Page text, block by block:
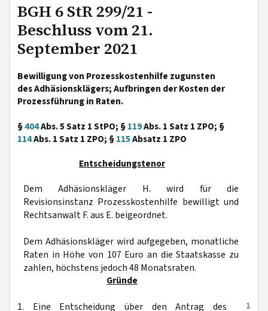
BGH 6 StR 299/21 -
Beschluss vom 21.
September 2021
Bewilligung von Prozesskostenhilfe zugunsten
des Adhäsionsklägers; Aufbringen der Kosten der
Prozessführung in Raten.
§404Abs. 5 Satz 1 StPO; §119Abs. 1 Satz 1 ZPO; §
114Abs. 1 Satz 1 ZPO; §115Absatz 1 ZPO
Entscheidungstenor
Dem Adhäsionskläger H. wird für die
Revisionsinstanz Prozesskostenhilfe bewilligt und
Rechtsanwalt F. aus E. beigeordnet.
Dem Adhäsionskläger wird aufgegeben, monatliche
Raten in Höhe von 107 Euro an die Staatskasse zu
zahlen, höchstens jedoch 48 Monatsraten.
Gründe
1
1. Eine Entscheidung über den Antrag des